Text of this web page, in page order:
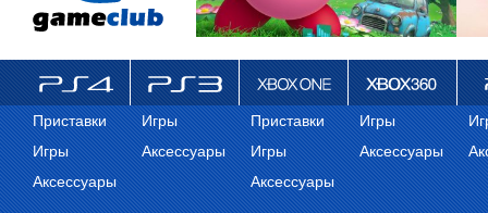
ps4
Приставки
Игры
Аксессуары
PS3
Игры
Аксессуары
Xbox One
Приставки
Игры
Аксессуары
Xbox 360
Игры
Аксессуары